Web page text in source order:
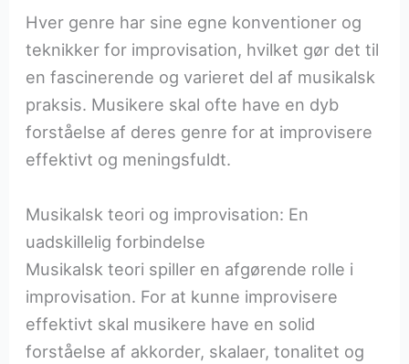
Hver genre har sine egne konventioner og
teknikker for improvisation, hvilket gør det til
en fascinerende og varieret del af musikalsk
praksis. Musikere skal ofte have en dyb
forståelse af deres genre for at improvisere
effektivt og meningsfuldt.
Musikalsk teori og improvisation: En
uadskillelig forbindelse
Musikalsk teori spiller en afgørende rolle i
improvisation. For at kunne improvisere
effektivt skal musikere have en solid
forståelse af akkorder, skalaer, tonalitet og